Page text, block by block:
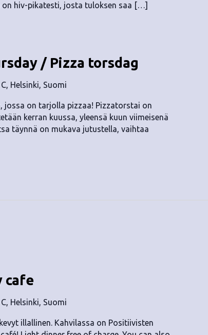
hiv-pikatesti, josta tuloksen saa […]
/ Pizza torsdag
Helsinki, Suomi
jossa on tarjolla pizzaa! Pizzatorstai on
kerran kuussa, yleensä kuun viimeisenä
täynnä on mukava jutustella, vaihtaa
cafe
Helsinki, Suomi
illallinen. Kahvilassa on Positiivisten